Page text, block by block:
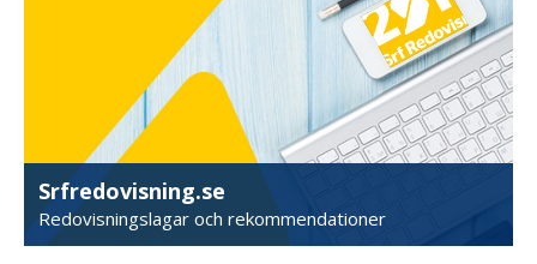
Srfredovisning.se
Redovisningslagar och rekommendationer